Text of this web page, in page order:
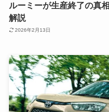
ルーミーが生産終了の真
解説
2026年2月13日